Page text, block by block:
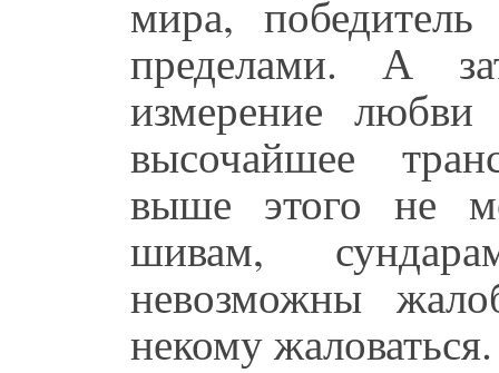
мира,
пределами. А
измерение
высочайшее
выше этого не
шивам,
невозможны
некому жаловаться.